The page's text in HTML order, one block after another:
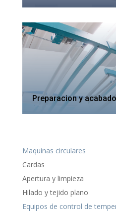
Preparacion y
Maquinas circulares
Cardas
Apertura y limpieza
Hilado y tejido plano
Equipos de control de